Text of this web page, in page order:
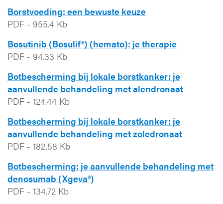
Borstvoeding: een bewuste keuze
PDF - 955.4 Kb
Bosutinib (Bosulif®) (hemato): je therapie
PDF - 94.33 Kb
Botbescherming bij lokale borstkanker: je
aanvullende behandeling met alendronaat
PDF - 124.44 Kb
Botbescherming bij lokale borstkanker: je
aanvullende behandeling met zoledronaat
PDF - 182.58 Kb
Botbescherming: je aanvullende behandeling met
denosumab (Xgeva®)
PDF - 134.72 Kb